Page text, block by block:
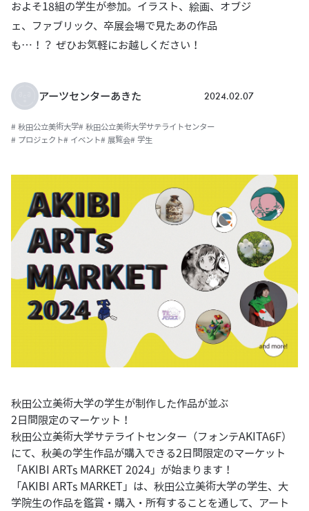
およそ18組の学生が参加。イラスト、絵画、オブジ
ェ、ファブリック、卒展会場で見たあの作品
も…！？ ぜひお気軽にお越しください！
アーツセンターあきた 2024.02.07
# 秋田公立美術大学# 秋田公立美術大学サテライトセンター
# プロジェクト# イベント# 展覧会# 学生
秋田公立美術大学の学生が制作した作品が並ぶ
2日間限定のマーケット！
秋田公立美術大学サテライトセンター（フォンテAKITA6F）
にて、秋美の学生作品が購入できる2日間限定のマーケット
「AKIBI ARTs MARKET 2024」が始まります！
「AKIBI ARTs MARKET」は、秋田公立美術大学の学生、大
学院生の作品を鑑賞・購入・所有することを通して、アート